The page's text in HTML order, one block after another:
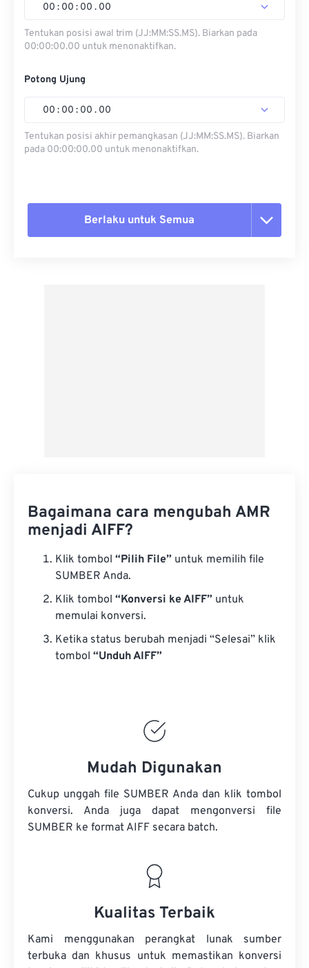
00 : 00 : 00 . 00
Tentukan posisi awal trim (JJ:MM:SS.MS). Biarkan pada
00:00:00.00 untuk menonaktifkan.
Potong Ujung
00 : 00 : 00 . 00
Tentukan posisi akhir pemangkasan (JJ:MM:SS.MS). Biarkan
pada 00:00:00.00 untuk menonaktifkan.
Berlaku untuk Semua
Bagaimana cara mengubah AMR
menjadi AIFF?
Klik tombol “Pilih File” untuk memilih file
SUMBER Anda.
Klik tombol “Konversi ke AIFF” untuk
memulai konversi.
Ketika status berubah menjadi “Selesai” klik
tombol “Unduh AIFF”
Mudah Digunakan
Cukup unggah file SUMBER Anda dan klik tombol
konversi. Anda juga dapat mengonversi file
SUMBER ke format AIFF secara batch.
Kualitas Terbaik
Kami menggunakan perangkat lunak sumber
terbuka dan khusus untuk memastikan konversi